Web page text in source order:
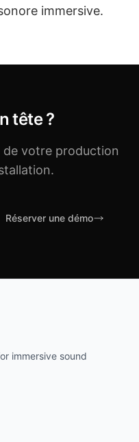
immersive.
tête ?
de votre production
Réserver une démo
immersive sound